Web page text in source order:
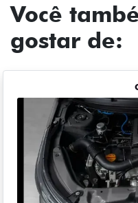
Você
gostar de: